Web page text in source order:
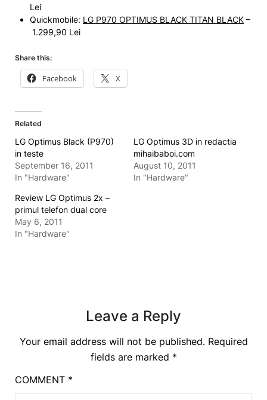
Lei
Quickmobile: LG P970 OPTIMUS BLACK TITAN BLACK –
1.299,90 Lei
Share this:
Facebook X
Related
LG Optimus Black (P970)
in teste
September 16, 2011
In "Hardware"
LG Optimus 3D in redactia
mihaibaboi.com
August 10, 2011
In "Hardware"
Review LG Optimus 2x –
primul telefon dual core
May 6, 2011
In "Hardware"
Leave a Reply
Your email address will not be published. Required
fields are marked *
COMMENT *